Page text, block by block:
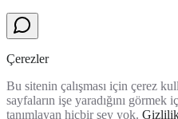
Çerezler
Bu sitenin çalışması için çerez
sayfaların işe yaradığını
tanımlayan hiçbir şey yok.